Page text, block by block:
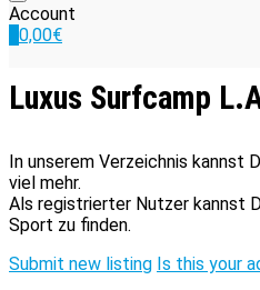
Account
0,00€
Luxus Surfcamp
In unserem Verzeichnis kannst
viel mehr.
Als registrierter Nutzer kannst
Sport zu finden.
Submit new listing Is this your